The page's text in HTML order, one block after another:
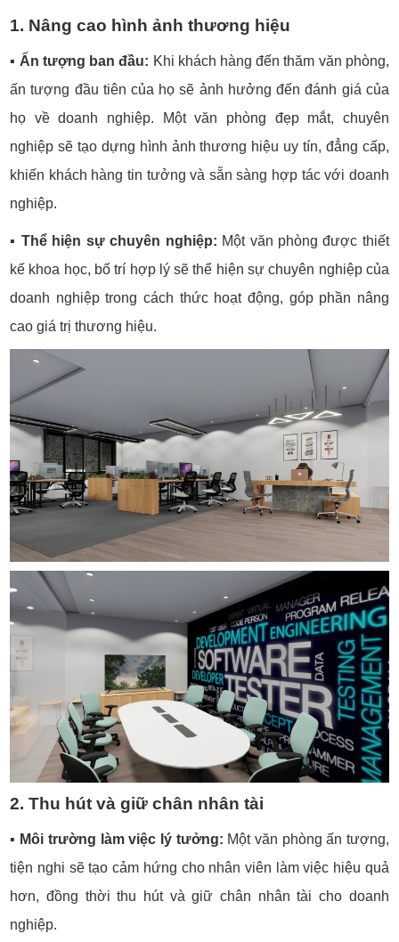
1. Nâng cao hình ảnh thương hiệu
▪️ Ấn tượng ban đầu: Khi khách hàng đến thăm văn phòng,
ấn tượng đầu tiên của họ sẽ ảnh hưởng đến đánh giá của
họ về doanh nghiệp. Một văn phòng đẹp mắt, chuyên
nghiệp sẽ tạo dựng hình ảnh thương hiệu uy tín, đẳng cấp,
khiến khách hàng tin tưởng và sẵn sàng hợp tác với doanh
nghiệp.
▪️Thể hiện sự chuyên nghiệp: Một văn phòng được thiết
kế khoa học, bố trí hợp lý sẽ thể hiện sự chuyên nghiệp của
doanh nghiệp trong cách thức hoạt động, góp phần nâng
cao giá trị thương hiệu.
2. Thu hút và giữ chân nhân tài
▪️ Môi trường làm việc lý tưởng: Một văn phòng ấn tượng,
tiện nghi sẽ tạo cảm hứng cho nhân viên làm việc hiệu quả
hơn, đồng thời thu hút và giữ chân nhân tài cho doanh
nghiệp.